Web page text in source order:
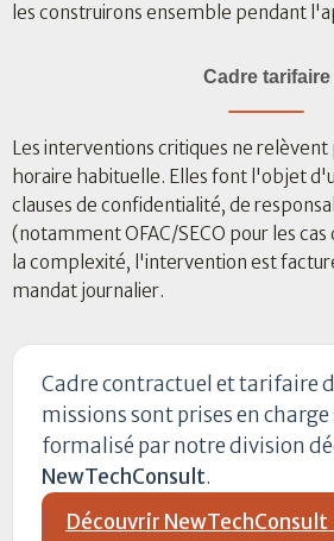
les construirons ensemble pendant
Cadre tarifaire
Les interventions critiques ne
horaire habituelle. Elles font l'objet
clauses de confidentialité, de
(notamment OFAC/SECO pour les
la complexité, l'intervention est
mandat journalier.
Cadre contractuel et tarifaire
missions sont prises en
formalisé par notre division
NewTechConsult.
Découvrir